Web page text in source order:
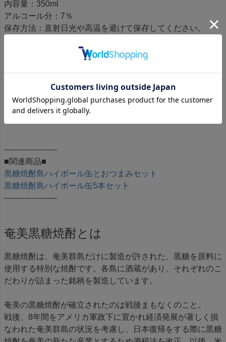
内容量：350ml
アルコール分：7％
保存方法：直射日光や高温を避けて保存してください。
※20歳未満の飲酒は法律で禁止されています。20歳未満の
方のお申し込みはご遠慮ください。
※妊娠中や授乳中の飲酒はお控えください。
---------------------
■関連商品■
黒糖焼酎島ハイボール缶とおつまみセット
黒糖焼酎島ハイボール缶5本セット
---------------------
奄美黒糖焼酎とは
黒糖焼酎は、奄美群島だけに製造が許された、黒糖を原料に
使用する特別な焼酎です。各島に酒蔵があり、それぞれのこ
だわりが詰まった銘柄を製造しています。
奄美の黒糖焼酎が確立されたのは戦後まもなくのこと。
戦後、8年間をアメリカ軍政下に置かれ経済発展が著しく損
なわれた奄美群島の状況を考慮し、日本復帰をする際に黒糖